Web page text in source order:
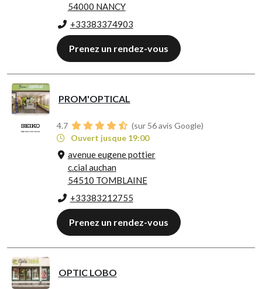
54000 NANCY
+33383374903
Prenez un rendez-vous
PROM'OPTICAL
4.7
(sur 56 avis Google)
Ouvert jusque 19:00
avenue eugene pottier
c.cial auchan
54510 TOMBLAINE
+33383212755
Prenez un rendez-vous
OPTIC LOBO